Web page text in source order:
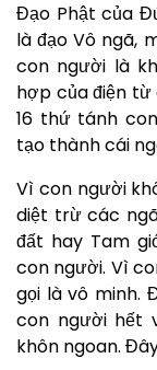
Đạo Phật của
là đạo Vô ngã,
con người là
hợp của điện
16 thứ tánh
tạo thành cái
Vì con người
diệt trừ các
đất hay Tam
con người. Vì
gọi là vô minh.
con người hết
khôn ngoan.